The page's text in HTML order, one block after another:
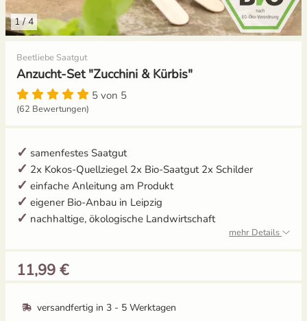
1/4
Beetliebe Saatgut
Anzucht-Set "Zucchini & Kürbis"
5 von 5
(62 Bewertungen)
samenfestes Saatgut
2x Kokos-Quellziegel 2x Bio-Saatgut 2x Schilder
einfache Anleitung am Produkt
eigener Bio-Anbau in Leipzig
nachhaltige, ökologische Landwirtschaft
mehr Details
11,99 €
versandfertig in3 - 5 Werktagen
Gemüsesamen Set
Gurken
Jalapeno
Kohl
Kohlrabi
Küchenkräuter
Kürbis
Gelbe Tomaten
Gewächshaustomaten
Grüne Tomaten
Ochsenherztomaten
Orangene Tomaten
Robuste Tomatensorten
Romatomaten
Aussaat und Anzucht im Dezember
Aussaat und Anzucht im Juli
Aussaat und Anzucht im Juni